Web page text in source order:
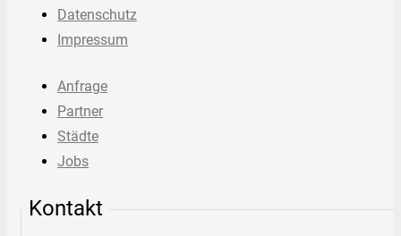
Datenschutz
Impressum
Anfrage
Partner
Städte
Jobs
Kontakt